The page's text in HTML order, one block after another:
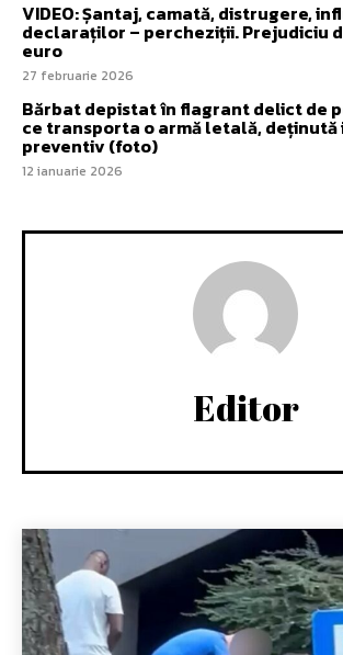
VIDEO: Șantaj, camată, distrugere,
declaraților – percheziții. Prejudiciu
euro
27 februarie 2026
Bărbat depistat în flagrant delict de
ce transporta o armă letală,
preventiv (foto)
12 ianuarie 2026
Editor